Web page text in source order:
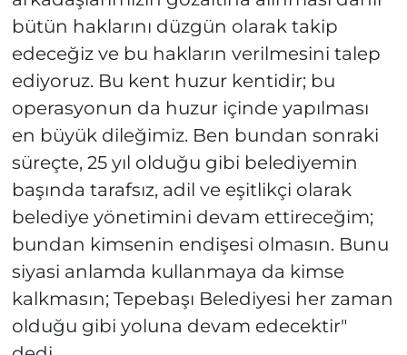
bütün haklarını düzgün olarak takip
edeceğiz ve bu hakların verilmesini talep
ediyoruz. Bu kent huzur kentidir; bu
operasyonun da huzur içinde yapılması
en büyük dileğimiz. Ben bundan sonraki
süreçte, 25 yıl olduğu gibi belediyemin
başında tarafsız, adil ve eşitlikçi olarak
belediye yönetimini devam ettireceğim;
bundan kimsenin endişesi olmasın. Bunu
siyasi anlamda kullanmaya da kimse
kalkmasın; Tepebaşı Belediyesi her zaman
olduğu gibi yoluna devam edecektir"